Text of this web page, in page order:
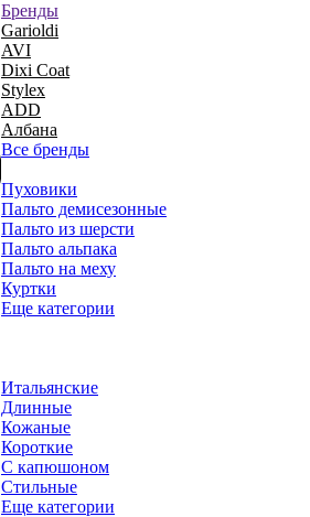
Бренды
Garioldi
AVI
Dixi Coat
Stylex
ADD
Албана
Все бренды
Пуховики
Пальто демисезонные
Пальто из шерсти
Пальто альпака
Пальто на меху
Куртки
Еще категории
Итальянские
Длинные
Кожаные
Короткие
С капюшоном
Стильные
Еще категории